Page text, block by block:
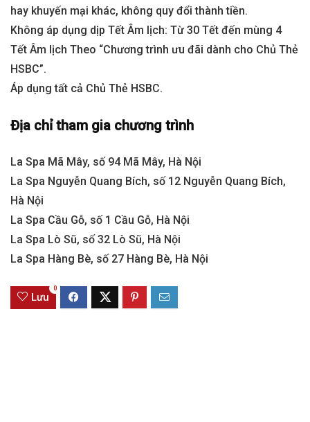
hay khuyến mại khác, không quy đổi thành tiền.
Không áp dụng dịp Tết Âm lịch: Từ 30 Tết đến mùng 4
Tết Âm lịch Theo “Chương trình ưu đãi dành cho Chủ Thẻ
HSBC”.
Áp dụng tất cả Chủ Thẻ HSBC.
Địa chỉ tham gia chương trình
La Spa Mã Mây, số 94 Mã Mây, Hà Nội
La Spa Nguyễn Quang Bích, số 12 Nguyễn Quang Bích,
Hà Nội
La Spa Cầu Gỗ, số 1 Cầu Gỗ, Hà Nội
La Spa Lò Sũ, số 32 Lò Sũ, Hà Nội
La Spa Hàng Bè, số 27 Hàng Bè, Hà Nội
Lưu
0